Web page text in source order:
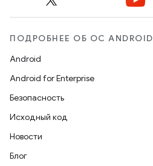
ПОДРОБНЕЕ ОБ ОС ANDROID
Android
Android for Enterprise
Безопасность
Исходный код
Новости
Блог